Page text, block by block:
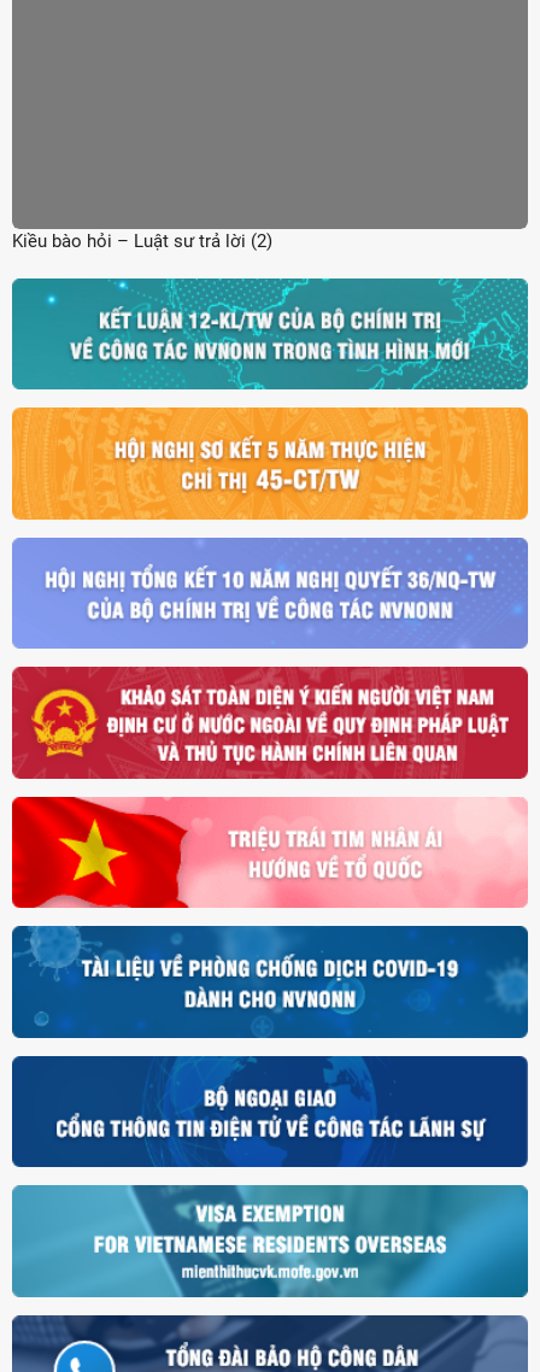
Kiều bào hỏi – Luật sư trả lời (2)